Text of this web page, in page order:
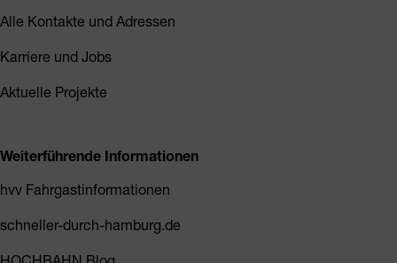
Alle Kontakte und Adressen
Karriere und Jobs
Aktuelle Projekte
Weiterführende Informationen
hvv Fahrgastinformationen
schneller-durch-hamburg.de